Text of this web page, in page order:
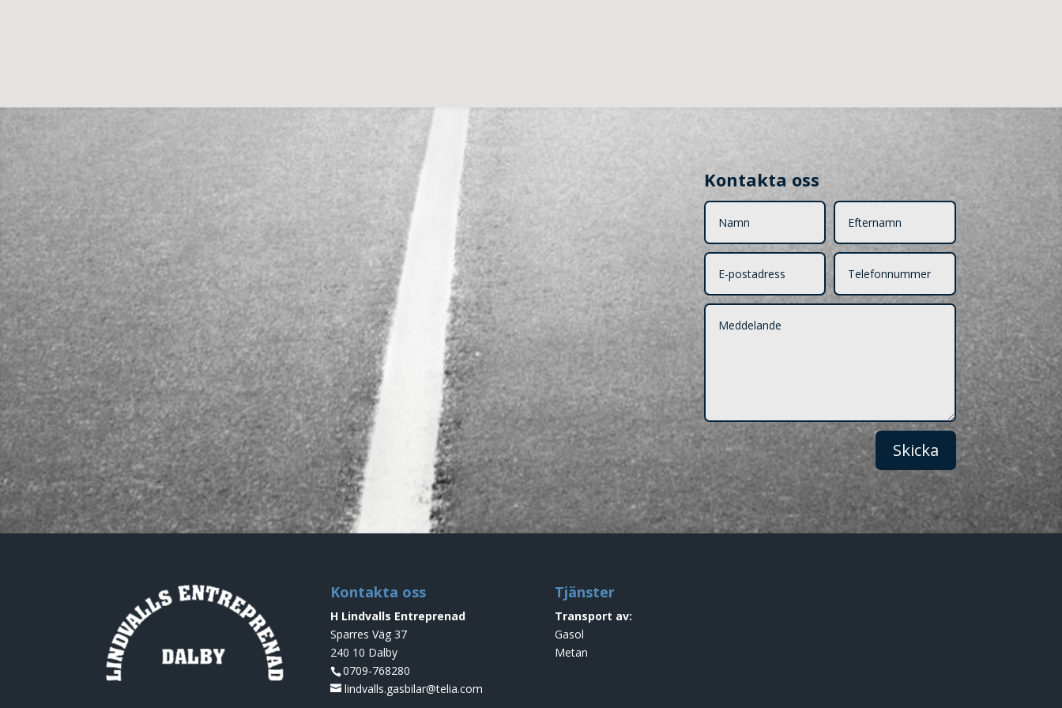
Kontakta oss
Skicka
Kontakta oss
H Lindvalls Entreprenad
Sparres Väg 37
240 10 Dalby
0709-768280
lindvalls.gasbilar@telia.com
Tjänster
Transport av:
Gasol
Metan